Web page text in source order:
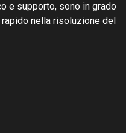
e supporto, sono in grado
nella risoluzione del